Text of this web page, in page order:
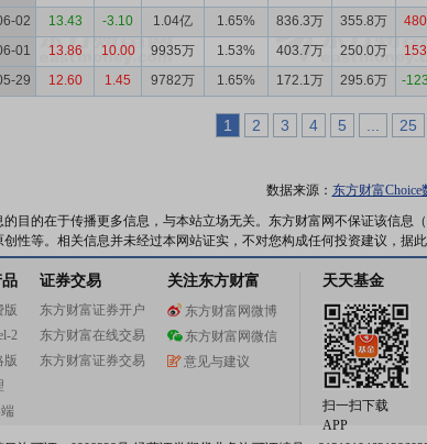
02
13.43 -3.10 1.04亿 1.65% 836.3万 355.8万
01
13.86 10.00 9935万 1.53% 403.7万 250.0万
29
12.60 1.45 9782万 1.65% 172.1万 295.6万 -
1 2 3 4 5 25
数据来源： 东方财富Choice
的目的在于传播更多信息，与本站立场无关。东方财富网不保证该信
性等。相关信息并未经过本网站证实，不对您构成任何投资建议，据此
版
2
版
证券交易
东方财富证券开户
东方财富在线交易
东方财富证券交易
关注东方财富
东方财富网微博
东方财富网微信
意见与建议
天天基金
扫一扫下载
APP